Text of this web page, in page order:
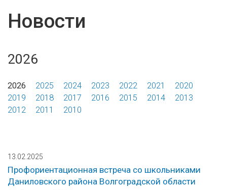
Новости
2026
2026 2025 2024 2023 2022 2021
2020
2019
2018 2017 2016 2015 2014
2013
2012
2011 2010
13.02.2025
Профориентационная встреча со школьниками
Даниловского района Волгоградской области